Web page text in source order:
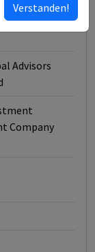
Advisors
Company
Verstanden!